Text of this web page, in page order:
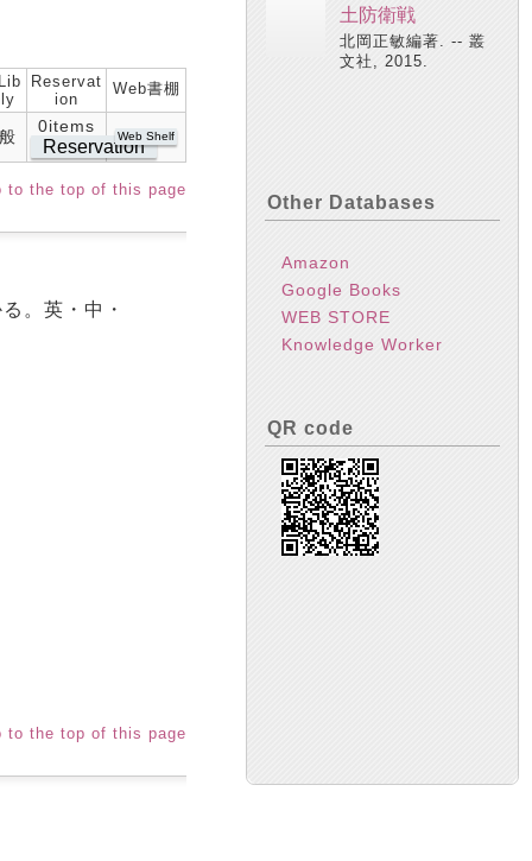
Reservat
ion
Web書棚
0items
Reservation
Web Shelf
to the top of this page
。英・中・
to the top of this page
土防衛戦
北岡正敏編著. -- 叢
文社, 2015.
Other Databases
Amazon
Google Books
WEB STORE
Knowledge Worker
QR code